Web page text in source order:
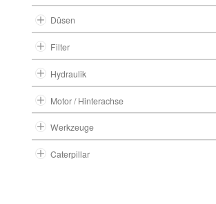
Düsen
Filter
Hydraulik
Motor / Hinterachse
Werkzeuge
Caterpillar